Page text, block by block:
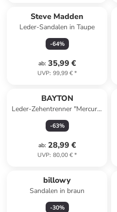
Steve Madden
Leder-Sandalen in Taupe
-64%
ab: 35,99 €
UVP: 99,99 €*
BAYTON
Leder-Zehentrenner "Mercure"
in Grau
-63%
ab: 28,99 €
UVP: 80,00 €*
billowy
Sandalen in braun
-30%